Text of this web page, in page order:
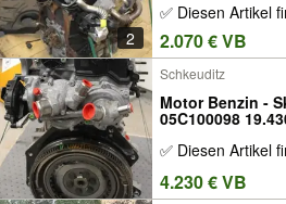
2
✅ Diesen Artikel
2.070 € VB
Schkeuditz
Motor Benzin -
05C100098
✅ Diesen Artikel
4.230 € VB